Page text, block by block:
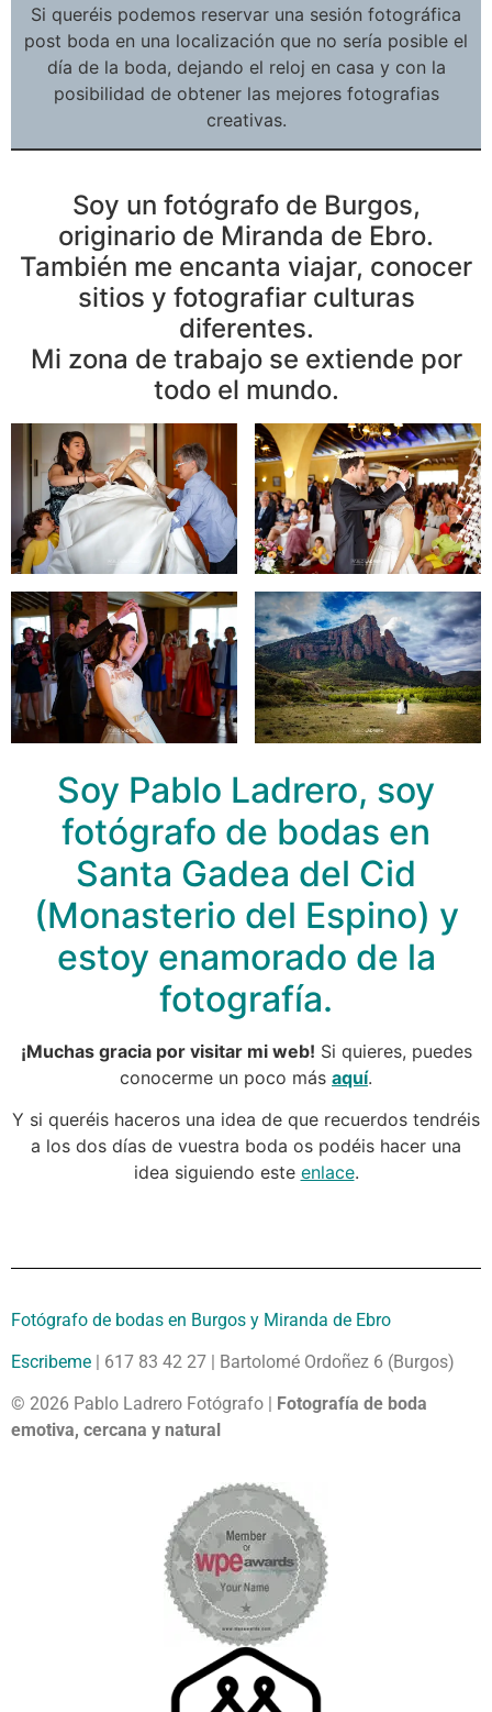
Si queréis podemos reservar una sesión fotográfica
post boda en una localización que no sería posible el
día de la boda, dejando el reloj en casa y con la
posibilidad de obtener las mejores fotografias
creativas.
Soy un fotógrafo de Burgos,
originario de Miranda de Ebro.
También me encanta viajar, conocer
sitios y fotografiar culturas
diferentes.
Mi zona de trabajo se extiende por
todo el mundo.
Soy Pablo Ladrero, soy
fotógrafo de bodas en
Santa Gadea del Cid
(Monasterio del Espino) y
estoy enamorado de la
fotografía.
¡Muchas gracia por visitar mi web! Si quieres, puedes
conocerme un poco más aquí.
Y si queréis haceros una idea de que recuerdos tendréis
a los dos días de vuestra boda os podéis hacer una
idea siguiendo este enlace.
Fotógrafo de bodas en Burgos y Miranda de Ebro
Escribeme | 617 83 42 27 | Bartolomé Ordoñez 6 (Burgos)
© 2026 Pablo Ladrero Fotógrafo |
Fotografía de boda
emotiva, cercana y natural